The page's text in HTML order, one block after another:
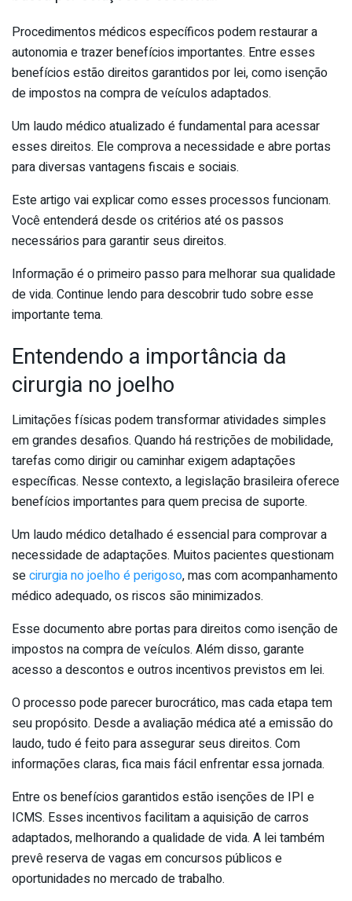
Procedimentos médicos específicos podem restaurar a
autonomia e trazer benefícios importantes. Entre esses
benefícios estão direitos garantidos por lei, como isenção
de impostos na compra de veículos adaptados.
Um laudo médico atualizado é fundamental para acessar
esses direitos. Ele comprova a necessidade e abre portas
para diversas vantagens fiscais e sociais.
Este artigo vai explicar como esses processos funcionam.
Você entenderá desde os critérios até os passos
necessários para garantir seus direitos.
Informação é o primeiro passo para melhorar sua qualidade
de vida. Continue lendo para descobrir tudo sobre esse
importante tema.
Entendendo a importância da
cirurgia no joelho
Limitações físicas podem transformar atividades simples
em grandes desafios. Quando há restrições de mobilidade,
tarefas como dirigir ou caminhar exigem adaptações
específicas. Nesse contexto, a legislação brasileira oferece
benefícios importantes para quem precisa de suporte.
Um laudo médico detalhado é essencial para comprovar a
necessidade de adaptações. Muitos pacientes questionam
secirurgia no joelho é perigoso, mas com acompanhamento
médico adequado, os riscos são minimizados.
Esse documento abre portas para direitos como isenção de
impostos na compra de veículos. Além disso, garante
acesso a descontos e outros incentivos previstos em lei.
O processo pode parecer burocrático, mas cada etapa tem
seu propósito. Desde a avaliação médica até a emissão do
laudo, tudo é feito para assegurar seus direitos. Com
informações claras, fica mais fácil enfrentar essa jornada.
Entre os benefícios garantidos estão isenções de IPI e
ICMS. Esses incentivos facilitam a aquisição de carros
adaptados, melhorando a qualidade de vida. A lei também
prevê reserva de vagas em concursos públicos e
oportunidades no mercado de trabalho.